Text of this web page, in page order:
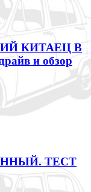
КИТАЕЦ В
и обзор
ТЕСТ